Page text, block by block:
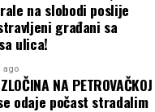
na slobodi poslije
građani sa
ulica!
ago
NA PETROVAČKOJ
odaje počast stradalim